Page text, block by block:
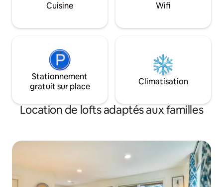
Cuisine Wifi
Stationnement
gratuit sur place
Climatisation
Location de lofts adaptés aux familles